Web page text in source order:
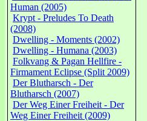
Human (2005)
Krypt - Preludes To Death
(2008)
Dwelling - Moments (2002)
Dwelling - Humana (2003)
Folkvang & Pagan Hellfire -
Firmament Eclipse (Split 2009)
Der Blutharsch - Der
Blutharsch (2007)
Der Weg Einer Freiheit - Der
Weg Einer Freiheit (2009)